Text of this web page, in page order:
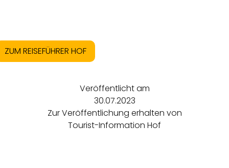
ZUM REISEFÜHRER HOF
Veröffentlicht am
30.07.2023
Zur Veröffentlichung erhalten von
Tourist-Information Hof